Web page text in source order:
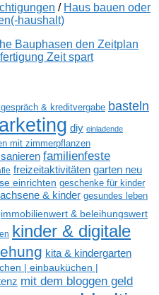
/ Haus bauen oder
haushalt)
Bauphasen den Zeitplan
Zeit spart
& kreditvergabe basteln
diy einladende
mit zimmerpflanzen
familienfeste
freizeitaktivitäten garten neu
einrichten geschenke für kinder
& kinder gesundes leben
immobilienwert & beleihungswert
kinder & digitale
kita & kindergarten
| einbauküchen |
mit dem bloggen geld